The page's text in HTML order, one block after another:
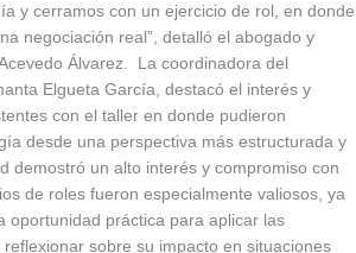
y cerramos con un ejercicio de rol, en donde
negociación real”, detalló el abogado y
Álvarez. La coordinadora del
Elgueta García, destacó el interés y
con el taller en donde pudieron
desde una perspectiva más estructurada y
demostró un alto interés y compromiso con
de roles fueron especialmente valiosos, ya
oportunidad práctica para aplicar las
sobre su impacto en situaciones